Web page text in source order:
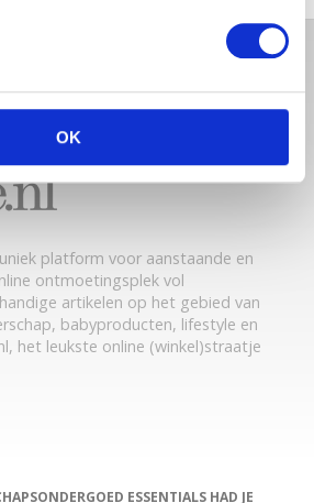
OK
platform voor aanstaande en
ontmoetingsplek vol
artikelen op het gebied van
babyproducten, lifestyle en
het leukste online (winkel)straatje
ESSENTIALS HAD JE